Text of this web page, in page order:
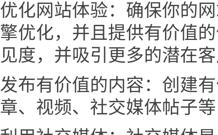
优化网站体验：确保你的
擎优化，并且提供有价值
见度，并吸引更多的潜在
发布有价值的内容：创建
章、视频、社交媒体帖子